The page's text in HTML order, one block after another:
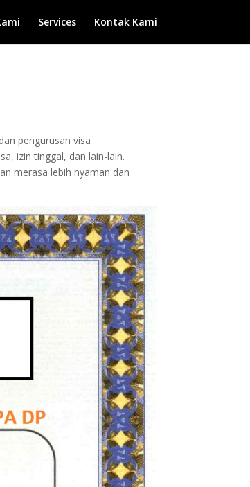
Services Kontak Kami
pengurusan visa
izin tinggal, dan lain-lain.
merasa lebih nyaman dan